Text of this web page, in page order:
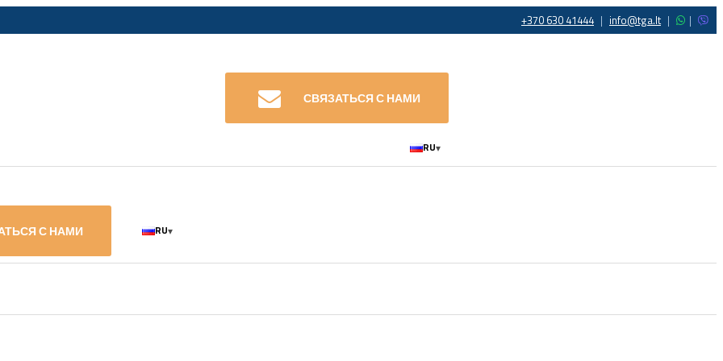
+370 630 41444 | info@tga.lt | |
СВЯЗАТЬСЯ С НАМИ
RU▾
С НАМИ RU▾